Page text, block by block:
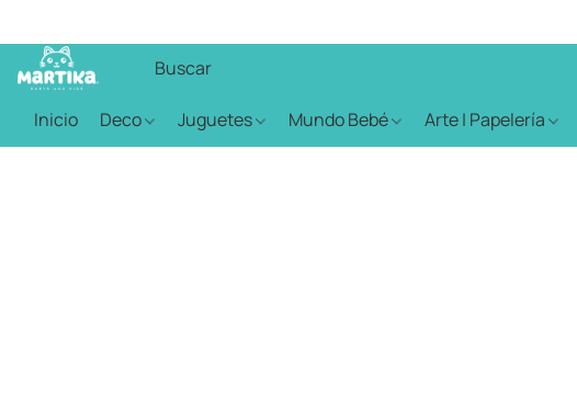
Inicio Deco Juguetes Mundo Bebé Arte | Papelería